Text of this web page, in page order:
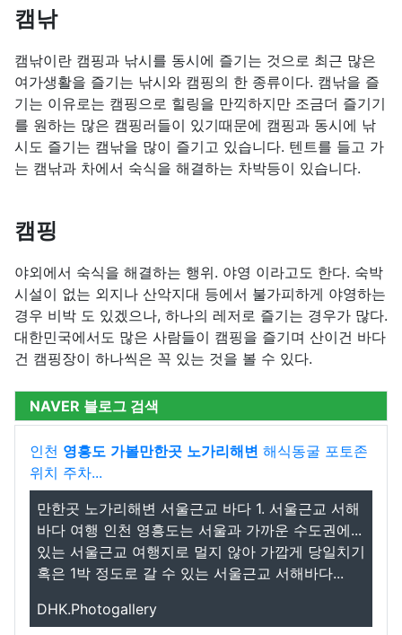
캠낚
캠낚이란 캠핑과 낚시를 동시에 즐기는 것으로 최근 많은
여가생활을 즐기는 낚시와 캠핑의 한 종류이다. 캠낚을 즐
기는 이유로는 캠핑으로 힐링을 만끽하지만 조금더 즐기기
를 원하는 많은 캠핑러들이 있기때문에 캠핑과 동시에 낚
시도 즐기는 캠낚을 많이 즐기고 있습니다. 텐트를 들고 가
는 캠낚과 차에서 숙식을 해결하는 차박등이 있습니다.
캠핑
야외에서 숙식을 해결하는 행위. 야영 이라고도 한다. 숙박
시설이 없는 외지나 산악지대 등에서 불가피하게 야영하는
경우 비박 도 있겠으나, 하나의 레저로 즐기는 경우가 많다.
대한민국에서도 많은 사람들이 캠핑을 즐기며 산이건 바다
건 캠핑장이 하나씩은 꼭 있는 것을 볼 수 있다.
NAVER 블로그 검색
인천 영흥도 가볼만한곳 노가리해변 해식동굴 포토존
위치 주차...
만한곳 노가리해변 서울근교 바다 1. 서울근교 서해
바다 여행 인천 영흥도는 서울과 가까운 수도권에...
있는 서울근교 여행지로 멀지 않아 가깝게 당일치기
혹은 1박 정도로 갈 수 있는 서울근교 서해바다...
DHK.Photogallery